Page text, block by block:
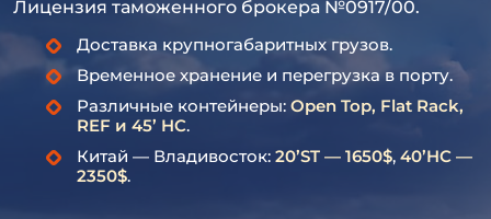
Лицензия таможенного брокера №0917/00.
Доставка крупногабаритных грузов.
Временное хранение и перегрузка в порту.
Различные контейнеры: Open Top, Flat Rack,
REF и 45’ HC.
Китай — Владивосток: 20’ST — 1650$, 40’HC —
2350$.